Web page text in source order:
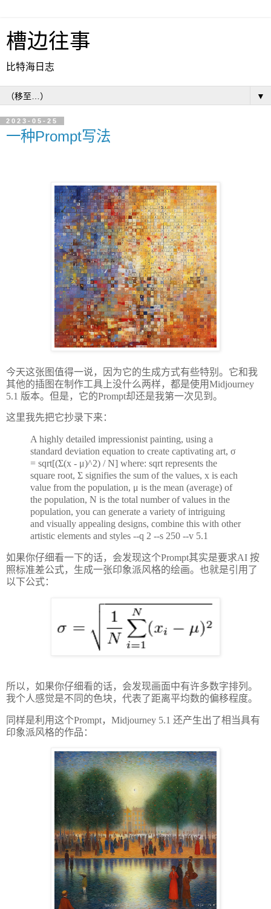
槽边往事
比特海日志
▼
2023-05-25
一种Prompt写法
今天这张图值得一说，因为它的生成方式有些特别。它和我
其他的插图在制作工具上没什么两样，都是使用Midjourney
5.1 版本。但是，它的Prompt却还是我第一次见到。
这里我先把它抄录下来：
A highly detailed impressionist painting, using a
standard deviation equation to create captivating art, σ
= sqrt[(Σ(x - μ)^2) / N] where: sqrt represents the
square root, Σ signifies the sum of the values, x is each
value from the population, μ is the mean (average) of
the population, N is the total number of values in the
population, you can generate a variety of intriguing
and visually appealing designs, combine this with other
artistic elements and styles --q 2 --s 250 --v 5.1
如果你仔细看一下的话，会发现这个Prompt其实是要求AI 按
照标准差公式，生成一张印象派风格的绘画。也就是引用了
以下公式：
所以，如果你仔细看的话，会发现画面中有许多数字排列。
我个人感觉是不同的色块，代表了距离平均数的偏移程度。
同样是利用这个Prompt， Midjourney 5.1 还产生出了相当具有
印象派风格的作品：